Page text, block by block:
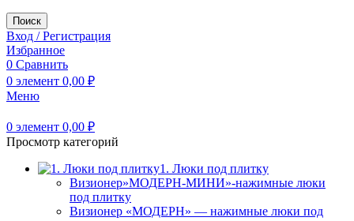
Поиск
Вход / Регистрация
Избранное
0 Сравнить
0 элемент 0,00 ₽
Меню
0 элемент 0,00 ₽
Просмотр категорий
1. Люки под плитку
Визионер»МОДЕРН-МИНИ»-нажимные люки
под плитку
Визионер «МОДЕРН» — нажимные люки под